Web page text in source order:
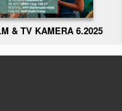
& TV KAMERA 6.2025